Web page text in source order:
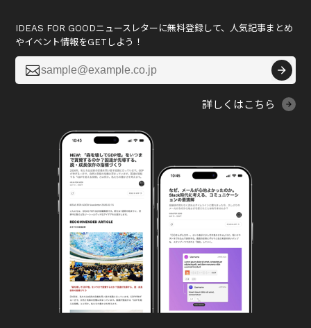
IDEAS FOR GOODニュースレターに無料登録して、人気記事まとめ
やイベント情報をGETしよう！

詳しくはこちら